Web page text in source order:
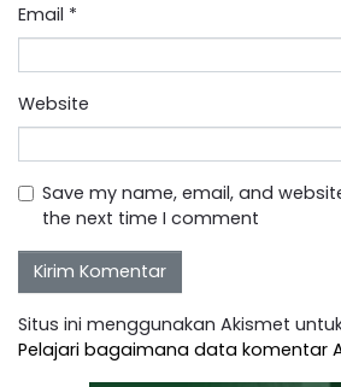
Email *
Website
Save my name, email, and
the next time I comment
Situs ini menggunakan Akismet
Pelajari bagaimana data komentar